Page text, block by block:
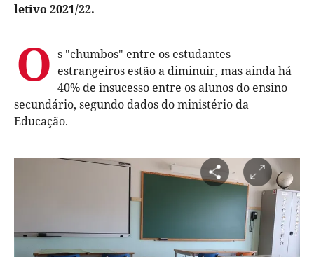
letivo 2021/22.
O s "chumbos" entre os estudantes
estrangeiros estão a diminuir, mas ainda há
40% de insucesso entre os alunos do ensino
secundário, segundo dados do ministério da
Educação.